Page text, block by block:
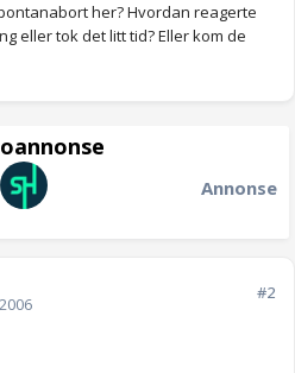
her? Hvordan reagerte
eller tok det litt tid? Eller kom de
Annonse
#2